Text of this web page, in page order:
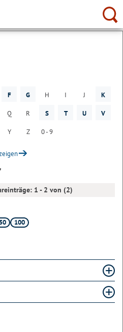
F G H I J K
Q R S T U V
Y Z 0 - 9
1 - 2 von (2)
50 100